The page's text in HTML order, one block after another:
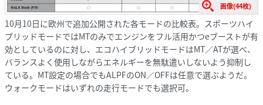
画像(44枚)
10月10日に欧州で追加公開された各モードの比較表。スポーツハイ
ブリッドモードではMTのみでエンジンをフル活用かつeブーストが有
効としているのに対し、エコハイブリッドモードはMT／ATが選べ、
バランスよく使用しながらエネルギーを無駄遣いしないよう抑制し
ている。MT設定の場合でもALPFのON／OFFは任意で選ぶようだ。
ウォークモードはいずれの走行モードでも選択可。